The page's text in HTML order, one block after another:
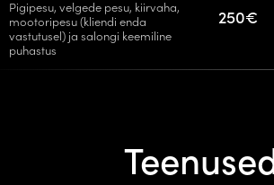
Pigipesu, velgede pesu, kiirvaha,
mootoripesu (kliendi enda
vastutusel) ja salongi keemiline
puhastus
250€
Teenused